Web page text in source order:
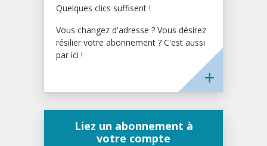
Quelques clics suffisent !
Vous changez d'adresse ? Vous désirez
résilier votre abonnement ? C'est aussi
par ici !
Liez un abonnement à
votre compte